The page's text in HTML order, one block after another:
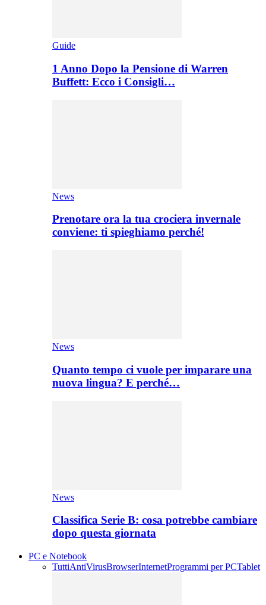
Guide
1 Anno Dopo la Pensione di Warren
Buffett: Ecco i Consigli…
News
Prenotare ora la tua crociera invernale
conviene: ti spieghiamo perché!
News
Quanto tempo ci vuole per imparare una
nuova lingua? E perché…
News
Classifica Serie B: cosa potrebbe cambiare
dopo questa giornata
PC e Notebook
TuttiAntiVirusBrowserInternetProgrammi per PCTablet